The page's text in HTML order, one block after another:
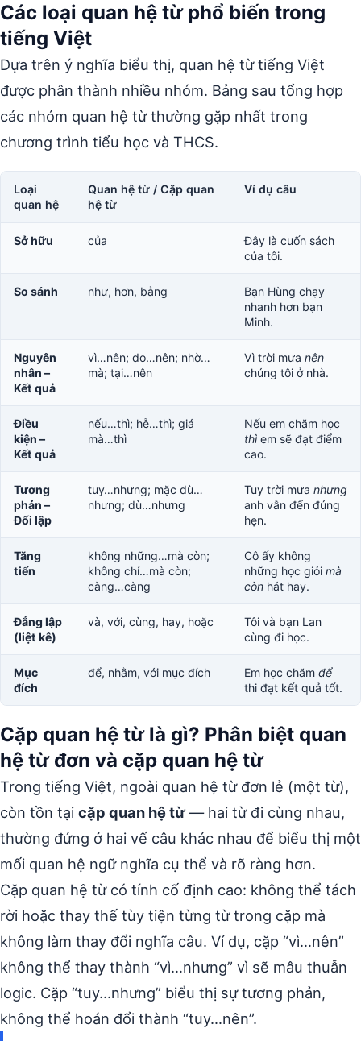
Các loại quan hệ từ phổ biến trong
tiếng Việt
Dựa trên ý nghĩa biểu thị, quan hệ từ tiếng Việt
được phân thành nhiều nhóm. Bảng sau tổng hợp
các nhóm quan hệ từ thường gặp nhất trong
chương trình tiểu học và THCS.
Loại
quan hệ
Quan hệ từ / Cặp quan
hệ từ
Ví dụ câu
Sở hữu của
Đây là cuốn sách
của tôi.
So sánh như, hơn, bằng
Bạn Hùng chạy
nhanh hơn bạn
Minh.
Nguyên
nhân –
Kết quả
vì…nên; do…nên; nhờ…
mà; tại…nên
Vì trời mưa nên
chúng tôi ở nhà.
Điều
kiện –
Kết quả
nếu…thì; hễ…thì; giá
mà…thì
Nếu em chăm học
thì em sẽ đạt điểm
cao.
Tương
phản –
Đối lập
tuy…nhưng; mặc dù…
nhưng; dù…nhưng
Tuy trời mưa nhưng
anh vẫn đến đúng
hẹn.
Tăng
tiến
không những…mà còn;
không chỉ…mà còn;
càng…càng
Cô ấy không
những học giỏi mà
còn hát hay.
Đẳng lập
(liệt kê)
và, với, cùng, hay, hoặc
Tôi và bạn Lan
cùng đi học.
Mục
đích
để, nhằm, với mục đích Em học chăm để
thi đạt kết quả tốt.
Cặp quan hệ từ là gì? Phân biệt quan
hệ từ đơn và cặp quan hệ từ
Trong tiếng Việt, ngoài quan hệ từ đơn lẻ (một từ),
còn tồn tại cặp quan hệ từ — hai từ đi cùng nhau,
thường đứng ở hai vế câu khác nhau để biểu thị một
mối quan hệ ngữ nghĩa cụ thể và rõ ràng hơn.
Cặp quan hệ từ có tính cố định cao: không thể tách
rời hoặc thay thế tùy tiện từng từ trong cặp mà
không làm thay đổi nghĩa câu. Ví dụ, cặp “vì…nên”
không thể thay thành “vì…nhưng” vì sẽ mâu thuẫn
logic. Cặp “tuy…nhưng” biểu thị sự tương phản,
không thể hoán đổi thành “tuy…nên”.